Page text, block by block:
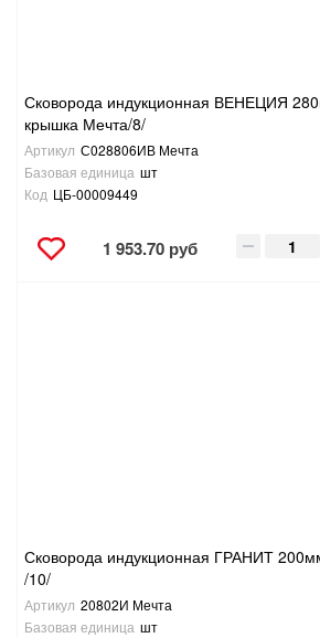
Сковорода индукционная ВЕНЕЦИЯ
крышка Мечта/8/
Артикул С028806ИВ Мечта
Базовая единица шт
Код ЦБ-00009449
1 953.70 руб
Сковорода индукционная ГРАНИТ
/10/
Артикул 20802И Мечта
Базовая единица шт